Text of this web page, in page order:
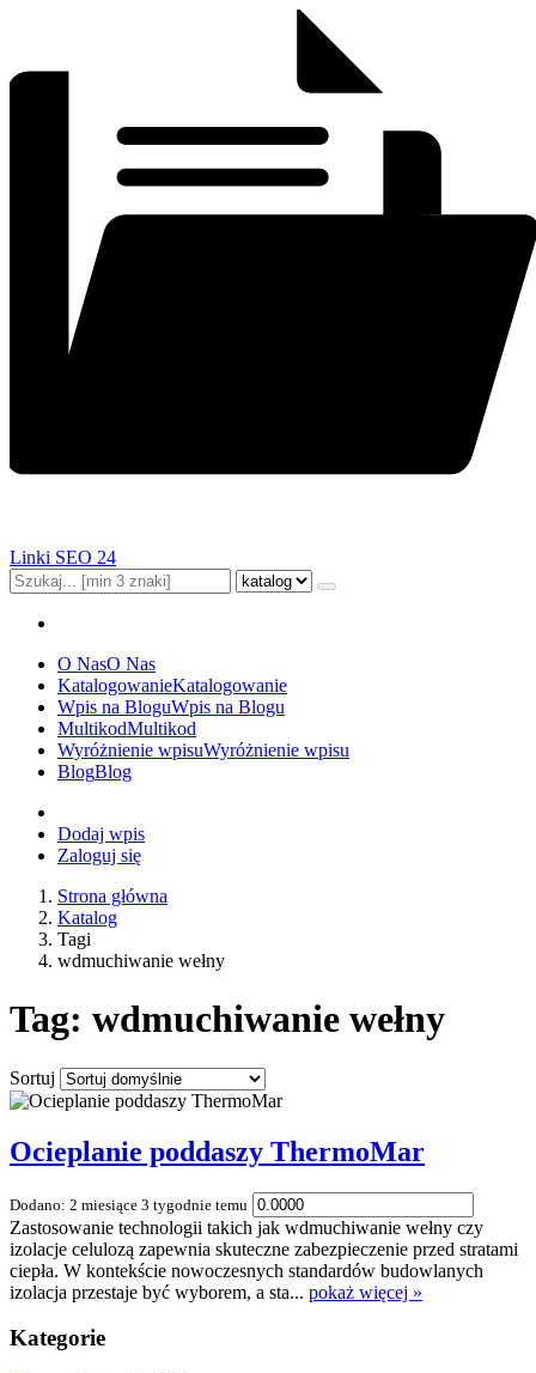
Linki SEO 24
O NasO Nas
KatalogowanieKatalogowanie
Wpis na BloguWpis na Blogu
MultikodMultikod
Wyróżnienie wpisuWyróżnienie wpisu
BlogBlog
Dodaj wpis
Zaloguj się
Strona główna
Katalog
Tagi
wdmuchiwanie wełny
Tag: wdmuchiwanie wełny
Sortuj
Ocieplanie poddaszy ThermoMar
Dodano: 2 miesiące 3 tygodnie temu
Zastosowanie technologii takich jak wdmuchiwanie wełny czy
izolacje celulozą zapewnia skuteczne zabezpieczenie przed stratami
ciepła. W kontekście nowoczesnych standardów budowlanych
izolacja przestaje być wyborem, a sta... pokaż więcej »
Kategorie